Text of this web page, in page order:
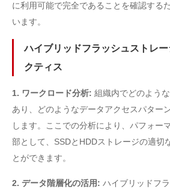
に利用可能で完全であることを確認する
います。
ハイブリッドフラッシュストレ
クティス
1. ワークロード分析: 組織内でどのよう
あり、どのようなデータアクセスパター
します。ここでの分析により、パフォー
部として、SSDとHDDストレージの適切
とができます。
2. データ階層化の活用: ハイブリッドフ